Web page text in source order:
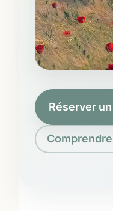
Réserver